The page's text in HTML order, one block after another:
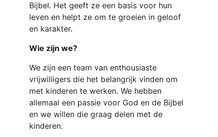
Bijbel. Het geeft ze een basis voor hun
leven en helpt ze om te groeien in geloof
en karakter.
Wie zijn we?
We zijn een team van enthousiaste
vrijwilligers die het belangrijk vinden om
met kinderen te werken. We hebben
allemaal een passie voor God en de Bijbel
en we willen die graag delen met de
kinderen.